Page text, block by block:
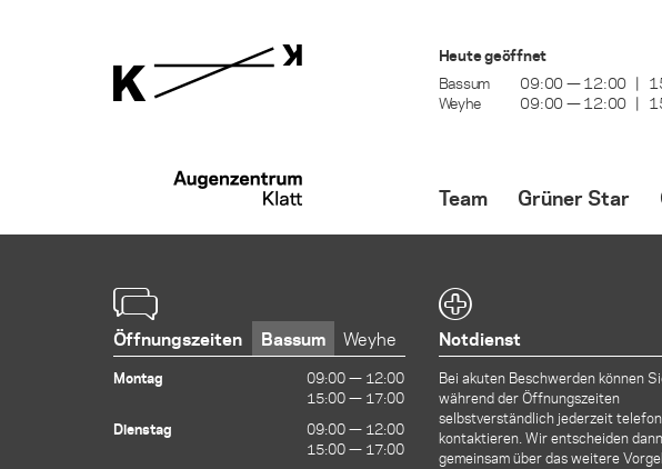
Heute geöffnet
Bassum 09:00 — 12:00
Weyhe
09:00 — 12:00
Team Grüner Star
Öffnungszeiten Weyhe
Bassum
Montag
09:00 — 12:00
15:00 — 17:00
Dienstag
09:00 — 12:00
15:00 — 17:00
Notdienst
Bei akuten Beschwerden können
während der Öffnungszeiten
selbstverständlich jederzeit
kontaktieren. Wir entscheiden dann
gemeinsam über das weitere